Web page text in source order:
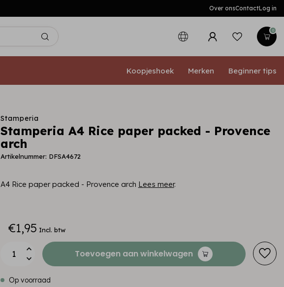
Over onsContactLog in
0
Koopjeshoek Merken Beginner tips
Stamperia
Stamperia A4 Rice paper packed - Provence
arch
Artikelnummer: DFSA4672
A4 Rice paper packed - Provence arch Lees meer.
€1,95 Incl. btw
Toevoegen aan winkelwagen
Op voorraad